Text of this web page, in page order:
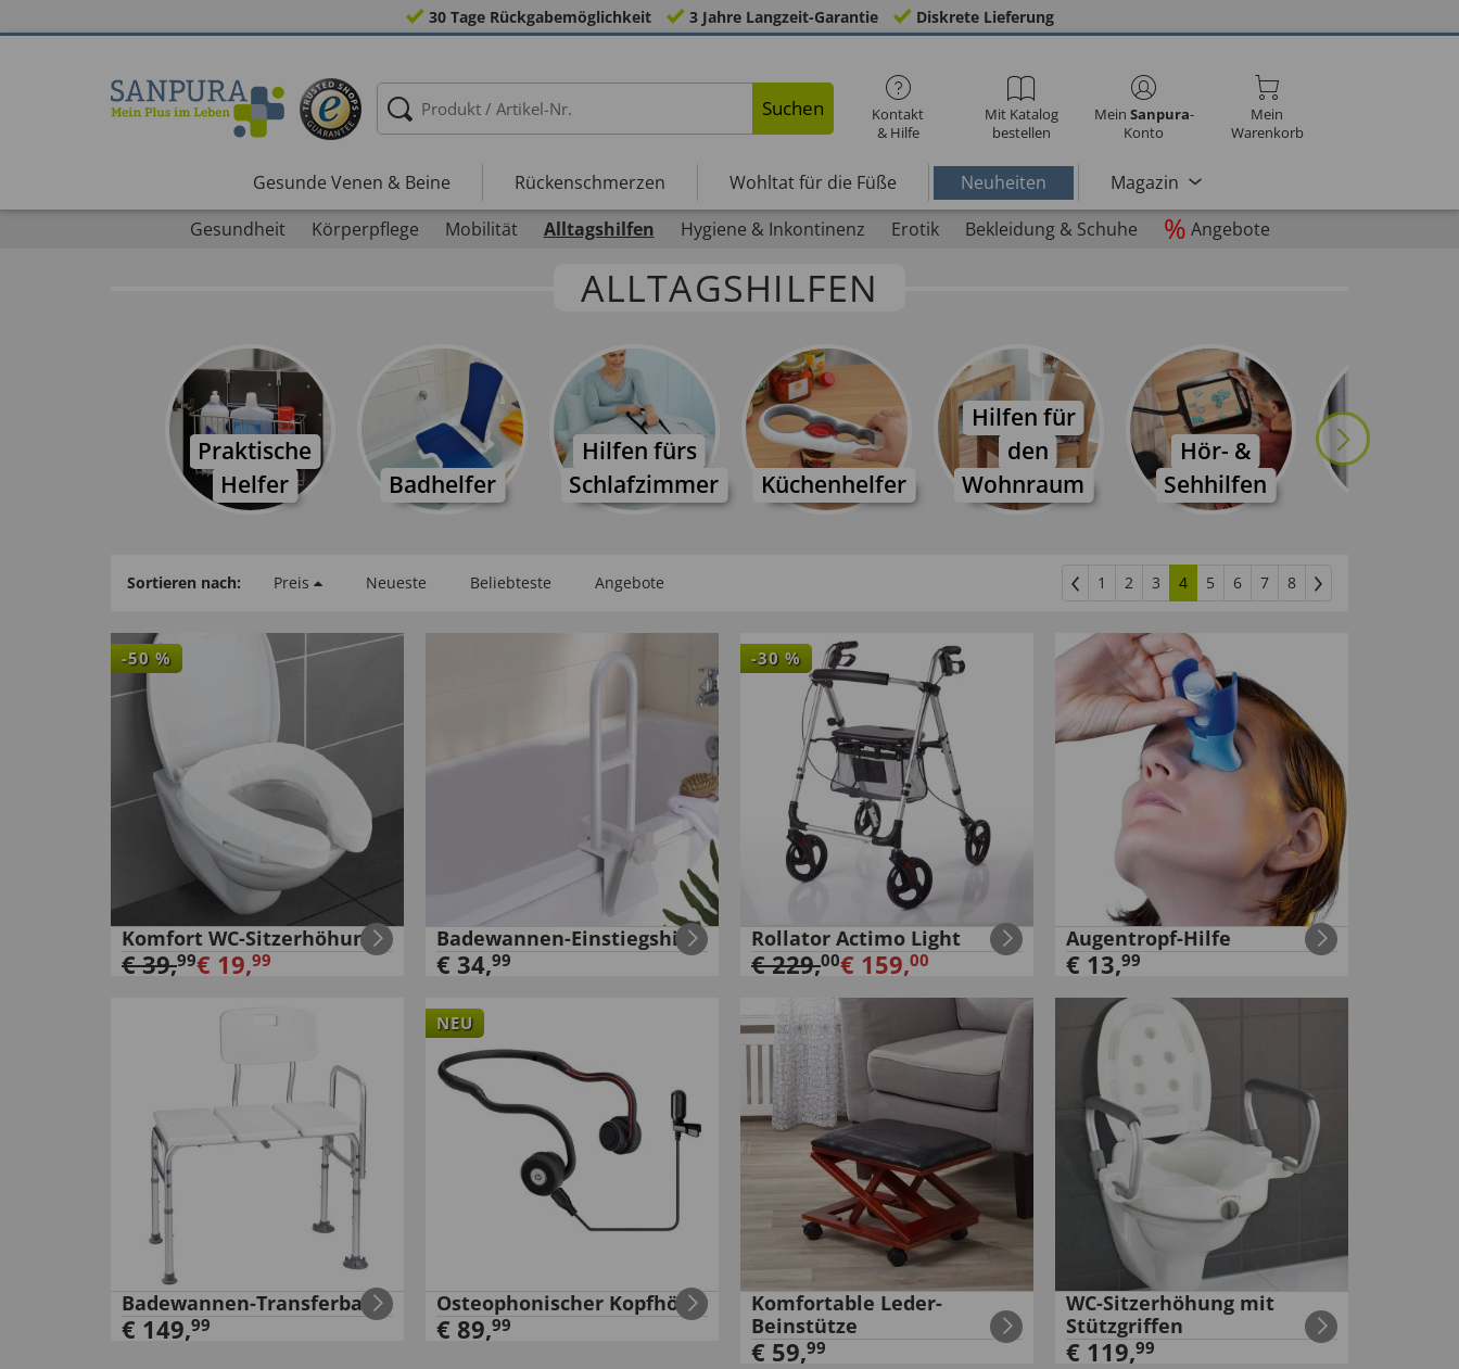
30 Tage Rückgabemöglichkeit 3 Jahre Langzeit-Garantie Diskrete Lieferung
Suchen
Kontakt
& Hilfe
Mit Katalog
bestellen
Mein Sanpura-
Konto
Mein
Warenkorb
Gesunde Venen & Beine Rückenschmerzen Wohltat für die Füße Neuheiten
Magazin
Gesundheit
Körperpflege Mobilität Alltagshilfen Hygiene & Inkontinenz Erotik Bekleidung & Schuhe % Angebote
ALLTAGSHILFEN
Praktische
Helfer
Badhelfer
Hilfen fürs
Schlafzimmer
Küchenhelfer
Hilfen für
den
Wohnraum
Hör- &
Sehhilfen
Putzen &
Sortieren nach: Preis Neueste Beliebteste Angebote 1 2 3 4 5 6 7 8
-50 %
Komfort WC-Sitzerhöhung
€39,99€ 19,99
Badewannen-Einstiegshilfe
€ 34,99
-30 %
Rollator Actimo Light
€229,00€ 159,00
Augentropf-Hilfe
€ 13,99
Badewannen-Transferbank
€ 149,99
NEU
Osteophonischer Kopfhörer
€ 89,99
Komfortable Leder-
Beinstütze
€ 59,99
WC-Sitzerhöhung mit
Stützgriffen
€ 119,99